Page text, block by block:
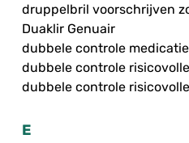
druppelbril voorschrijven
Duaklir Genuair
dubbele controle medicatie
dubbele controle
dubbele controle
E